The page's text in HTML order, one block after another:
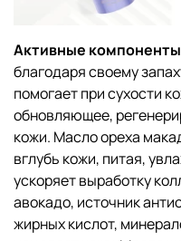
Активные
благодаря своему
помогает при сухости
обновляющее,
кожи. Масло ореха
вглубь кожи, питая,
ускоряет выработку
авокадо, источник
жирных кислот,